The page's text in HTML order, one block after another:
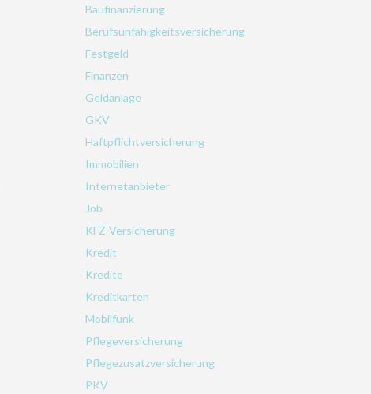
Baufinanzierung
Berufsunfähigkeitsversicherung
Festgeld
Finanzen
Geldanlage
GKV
Haftpflichtversicherung
Immobilien
Internetanbieter
Job
KFZ-Versicherung
Kredit
Kredite
Kreditkarten
Mobilfunk
Pflegeversicherung
Pflegezusatzversicherung
PKV